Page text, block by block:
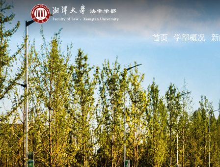
首页 学部概况
现任领导
机构设置
学部宣传片
部长寄语